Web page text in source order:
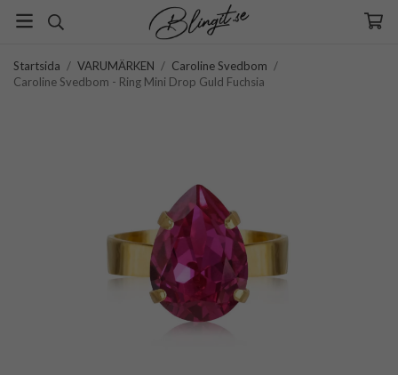
Startsida / VARUMÄRKEN / Caroline Svedbom /
Caroline Svedbom - Ring Mini Drop Guld Fuchsia